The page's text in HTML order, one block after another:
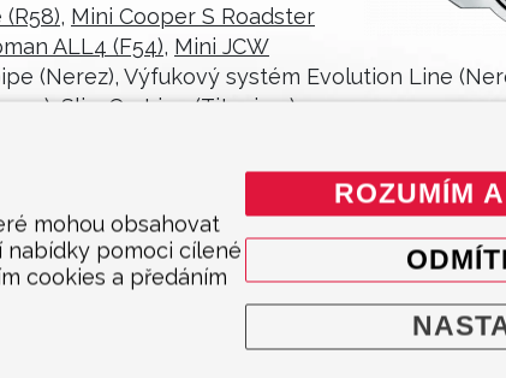
, Mini Cooper S Roadster
ALL4 (F54), Mini JCW
(Nerez), Výfukový systém Evolution Line
Slip-On Line (Titanium).
INFORMACE
mohou obsahovat
nabídky pomoci cílené
cookies a předáním
ROZUMÍM